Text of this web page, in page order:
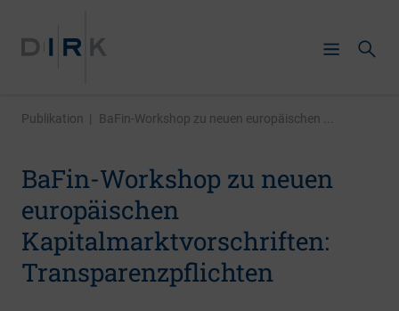
Publikation | BaFin-Workshop zu neuen europäischen ...
BaFin-Workshop zu neuen
europäischen
Kapitalmarktvorschriften:
Transparenzpflichten